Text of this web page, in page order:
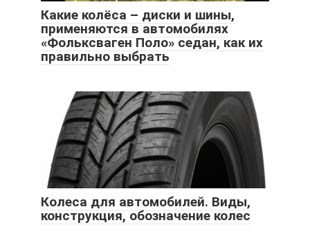
Какие колёса – диски и шины,
применяются в автомобилях
«Фольксваген Поло» седан, как их
правильно выбрать
Колеса для автомобилей. Виды,
конструкция, обозначение колес